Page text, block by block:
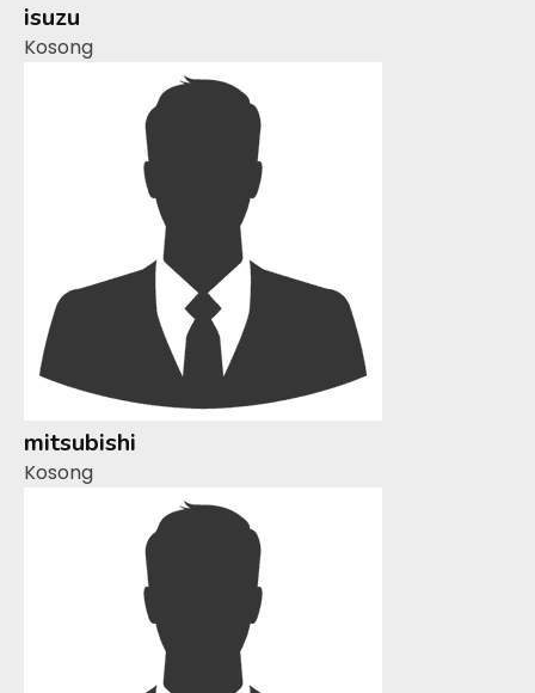
isuzu
Kosong
mitsubishi
Kosong